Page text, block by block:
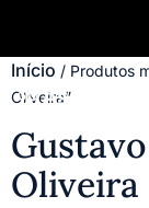
Início / Produtos
Oliveira”
Oliveira